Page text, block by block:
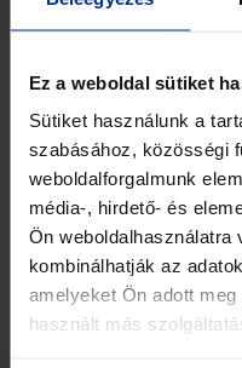
Ez a weboldal sütiket
Sütiket használunk a
szabásához, közösségi
weboldalforgalmunk
média-, hirdető- és
Ön weboldalhasználatra
kombinálhatják az
amelyeket Ön adott
használt más
Key
from CCW
June 29, 2026